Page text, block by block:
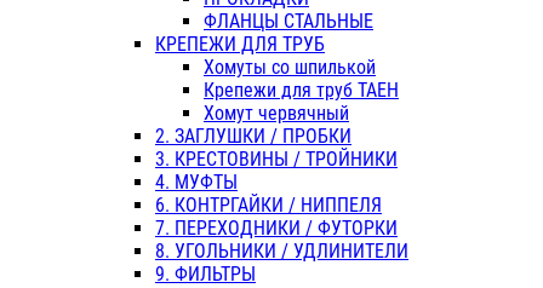
ФЛАНЦЫ СТАЛЬНЫЕ
КРЕПЕЖИ ДЛЯ ТРУБ
Хомуты со шпилькой
Крепежи для труб ТАЕН
Хомут червячный
2. ЗАГЛУШКИ / ПРОБКИ
3. КРЕСТОВИНЫ / ТРОЙНИКИ
4. МУФТЫ
6. КОНТРГАЙКИ / НИППЕЛЯ
7. ПЕРЕХОДНИКИ / ФУТОРКИ
8. УГОЛЬНИКИ / УДЛИНИТЕЛИ
9. ФИЛЬТРЫ